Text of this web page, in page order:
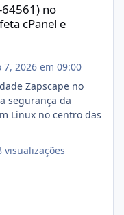
64561) no
cPanel e
7, 2026 em 09:00
Zapscape no
segurança da
Linux no centro das
visualizações